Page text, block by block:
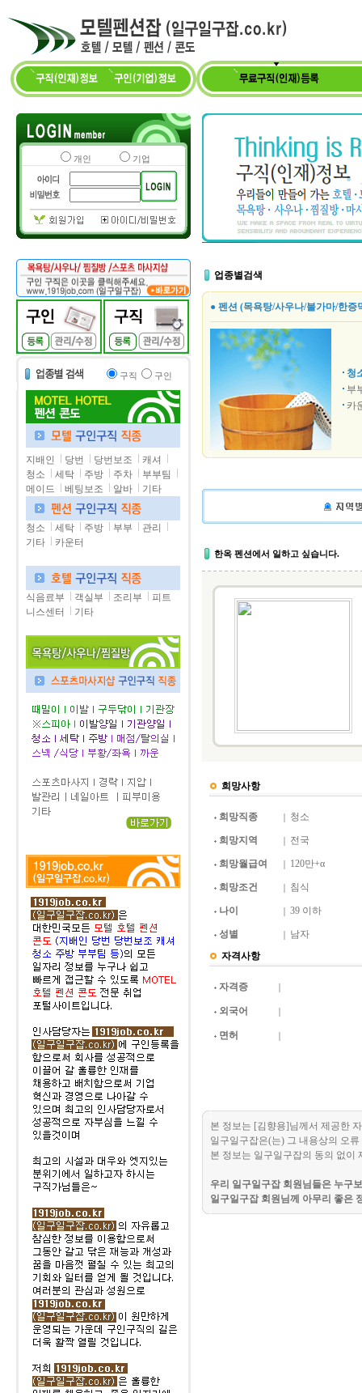
개인 기업
구직 구인
지배인 당번 당번보조
캐셔
청소
세탁 주방 주차
부부팀
메이드
베팅보조 알바 기타
청소 세탁 주방 부부
관리
기타
카운터
식음료부 객실부 조리부
피트
니스센터
기타
업종별검색
● 펜션 (목욕탕/사우나/불가마/한증
청
부
카
한옥 펜션에서 일하고 싶습니다.
희망사항
희망직종 청소
희망지역 전국
희망월급여 120만+α
희망조건 침식
나이 39 이하
성별
남자
자격사항
자격증
외국어
면허
본 정보는 [김향용]님께서 제공한
일구일구잡은(는) 그 내용상의 오
본 정보는 일구일구잡의 동의 없이
우리 일구일구잡 회원님들은 누구
일구일구잡 회원님께 아무리 좋은